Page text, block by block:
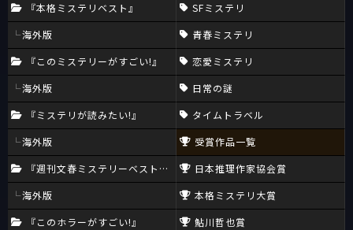
『本格ミステリベスト』
海外版
『このミステリーがすごい!』
海外版
『ミステリが読みたい!』
海外版
『週刊文春ミステリーベスト10』
海外版
『このホラーがすごい!』
SFミステリ
青春ミステリ
恋愛ミステリ
日常の謎
タイムトラベル
受賞作品一覧
日本推理作家協会賞
本格ミステリ大賞
鮎川哲也賞